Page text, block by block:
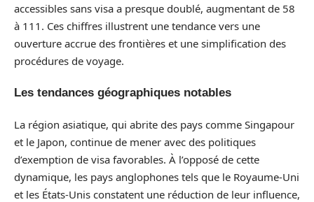
accessibles sans visa a presque doublé, augmentant de 58
à 111. Ces chiffres illustrent une tendance vers une
ouverture accrue des frontières et une simplification des
procédures de voyage.
Les tendances géographiques notables
La région asiatique, qui abrite des pays comme Singapour
et le Japon, continue de mener avec des politiques
d’exemption de visa favorables. À l’opposé de cette
dynamique, les pays anglophones tels que le Royaume-Uni
et les États-Unis constatent une réduction de leur influence,